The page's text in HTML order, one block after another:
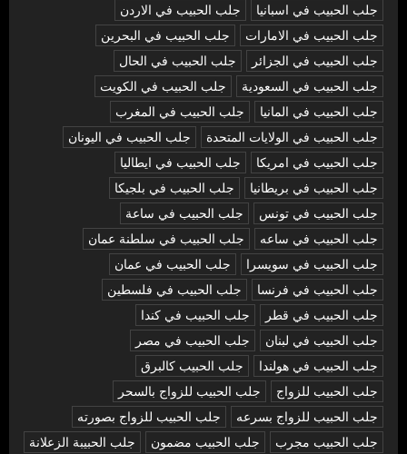
جلب الحبيب في اسبانيا
جلب الحبيب في الاردن
جلب الحبيب في الامارات
جلب الحبيب في البحرين
جلب الحبيب في الجزائر
جلب الحبيب في الحال
جلب الحبيب في السعودية
جلب الحبيب في الكويت
جلب الحبيب في المانيا
جلب الحبيب في المغرب
جلب الحبيب في الولايات المتحدة
جلب الحبيب في اليونان
جلب الحبيب في امريكا
جلب الحبيب في ايطاليا
جلب الحبيب في بريطانيا
جلب الحبيب في بلجيكا
جلب الحبيب في تونس
جلب الحبيب في ساعة
جلب الحبيب في ساعه
جلب الحبيب في سلطنة عمان
جلب الحبيب في سويسرا
جلب الحبيب في عمان
جلب الحبيب في فرنسا
جلب الحبيب في فلسطين
جلب الحبيب في قطر
جلب الحبيب في كندا
جلب الحبيب في لبنان
جلب الحبيب في مصر
جلب الحبيب في هولندا
جلب الحبيب كالبرق
جلب الحبيب للزواج
جلب الحبيب للزواج بالسحر
جلب الحبيب للزواج بسرعه
جلب الحبيب للزواج بصورته
جلب الحبيب مجرب
جلب الحبيب مضمون
جلب الحبيبة الزعلانة